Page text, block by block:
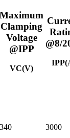
Maximum
Clamping
Voltage
@IPP
VC(V)
@8/
340 3000